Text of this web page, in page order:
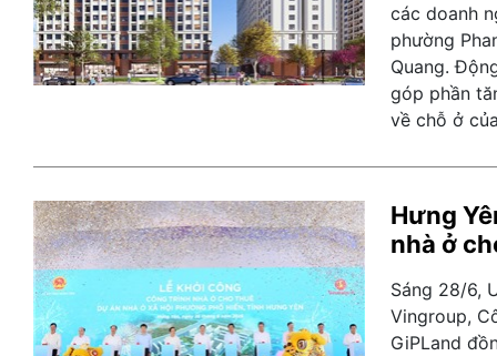
các doanh
phường
Quang.
góp phần
về chỗ ở
Hưng
nhà ở
Sáng 28/6,
Vingroup,
GiPLand